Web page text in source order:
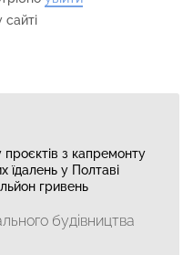
з капремонту
їдалень у Полтаві
гривень
будівництва